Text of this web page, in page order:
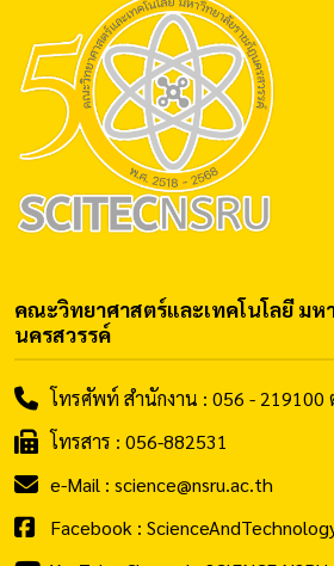
คณะวิทยาศาสตร์และเทคโนโลยี มห
นครสวรรค์
โทรศัพท์ สำนักงาน : 056 - 219100
โทรสาร : 056-882531
e-Mail : science@nsru.ac.th
Facebook :